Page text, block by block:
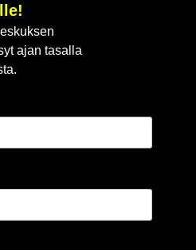
ajan tasalla